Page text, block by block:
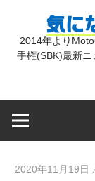
2014年より
手権(SBK)最新
2020年11月19日